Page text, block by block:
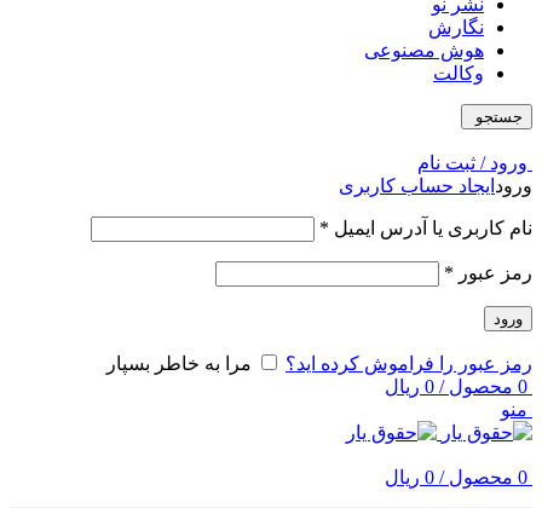
نشر نو
نگارش
هوش مصنوعی
وکالت
جستجو
ورود / ثبت نام
ورود ایجاد حساب کاربری
نام کاربری یا آدرس ایمیل *
رمز عبور *
ورود
رمز عبور را فراموش کرده اید؟
مرا به خاطر بسپار
0 محصول /
0 ریال
منو
0 محصول /
0 ریال